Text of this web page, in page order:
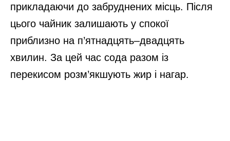
прикладаючи до забруднених місць. Після
цього чайник залишають у спокої
приблизно на п’ятнадцять–двадцять
хвилин. За цей час сода разом із
перекисом розм’якшують жир і нагар.